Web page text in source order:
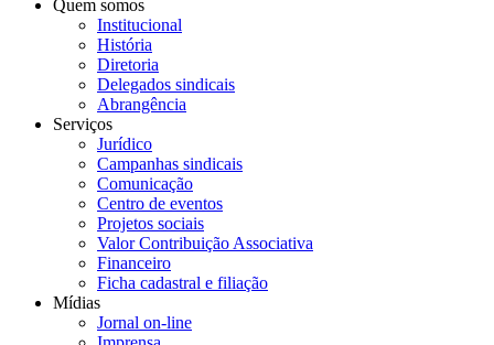
Quem somos
Institucional
História
Diretoria
Delegados sindicais
Abrangência
Serviços
Jurídico
Campanhas sindicais
Comunicação
Centro de eventos
Projetos sociais
Valor Contribuição Associativa
Financeiro
Ficha cadastral e filiação
Mídias
Jornal on-line